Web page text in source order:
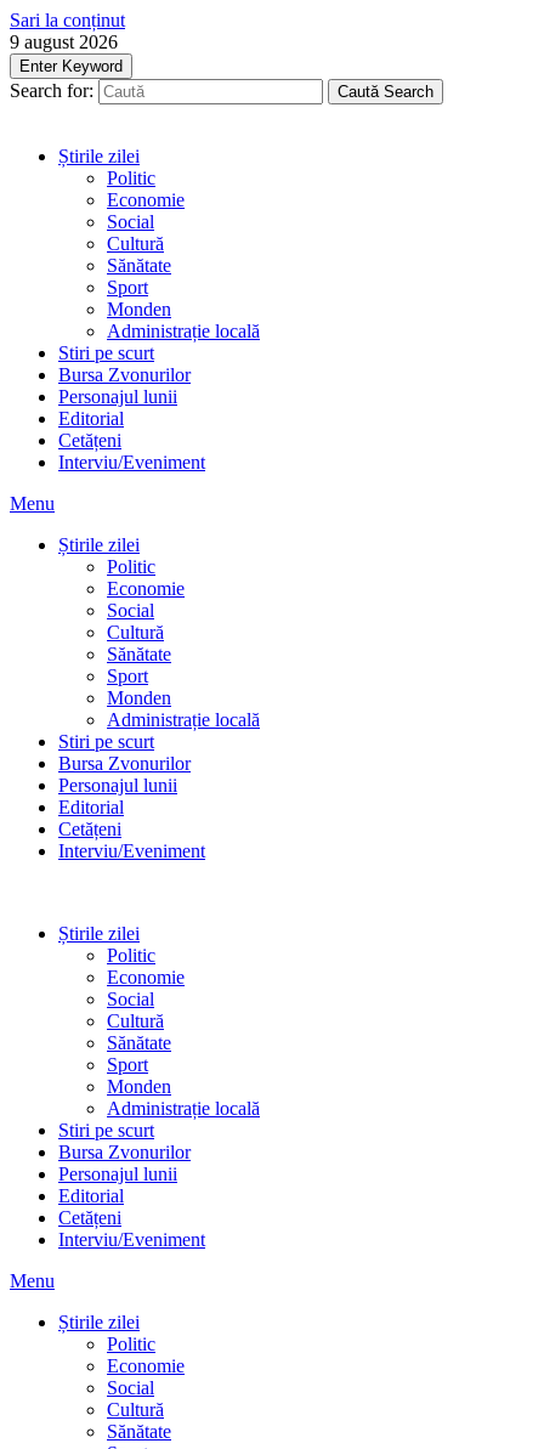
Sari la conținut
9 august 2026
Enter Keyword
Search for: Caută Search
Știrile zilei
Politic
Economie
Social
Cultură
Sănătate
Sport
Monden
Administrație locală
Stiri pe scurt
Bursa Zvonurilor
Personajul lunii
Editorial
Cetățeni
Interviu/Eveniment
Menu
Știrile zilei
Politic
Economie
Social
Cultură
Sănătate
Sport
Monden
Administrație locală
Stiri pe scurt
Bursa Zvonurilor
Personajul lunii
Editorial
Cetățeni
Interviu/Eveniment
Știrile zilei
Politic
Economie
Social
Cultură
Sănătate
Sport
Monden
Administrație locală
Stiri pe scurt
Bursa Zvonurilor
Personajul lunii
Editorial
Cetățeni
Interviu/Eveniment
Menu
Știrile zilei
Politic
Economie
Social
Cultură
Sănătate